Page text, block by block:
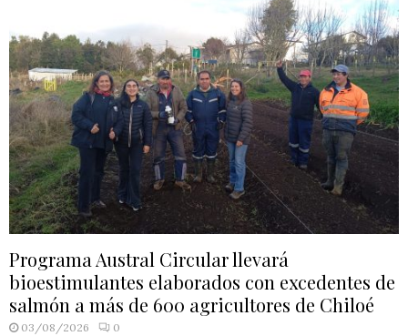
Programa Austral Circular llevará
bioestimulantes elaborados con excedentes de
salmón a más de 600 agricultores de Chiloé
03/08/2026 0